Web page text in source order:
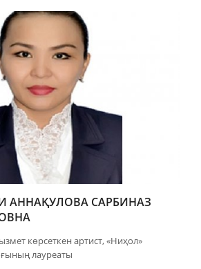
АННАҚУЛОВА САРБИНАЗ
көрсеткен артист, «Ниҳол»
лауреаты